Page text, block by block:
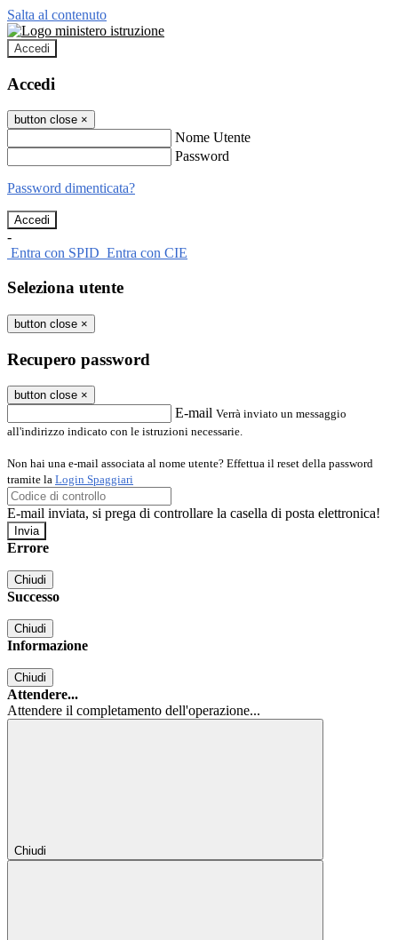
Salta al contenuto
Accedi
Accedi
button close ×
Nome Utente
Password
Password dimenticata?
-
Entra con SPID Entra con CIE
Seleziona utente
button close ×
Recupero password
button close ×
E-mail Verrà inviato un messaggio
all'indirizzo indicato con le istruzioni necessarie.
Non hai una e-mail associata al nome utente? Effettua il reset della password
tramite la Login Spaggiari
E-mail inviata, si prega di controllare la casella di posta elettronica!
Errore
Chiudi
Successo
Chiudi
Informazione
Chiudi
Attendere...
Attendere il completamento dell'operazione...
Chiudi